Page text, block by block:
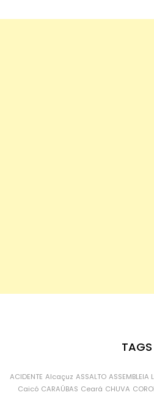
TAGS
ACIDENTE Alcaçuz ASSALTO ASSEMBLEIA
Caicó CARAÚBAS Ceará CHUVA